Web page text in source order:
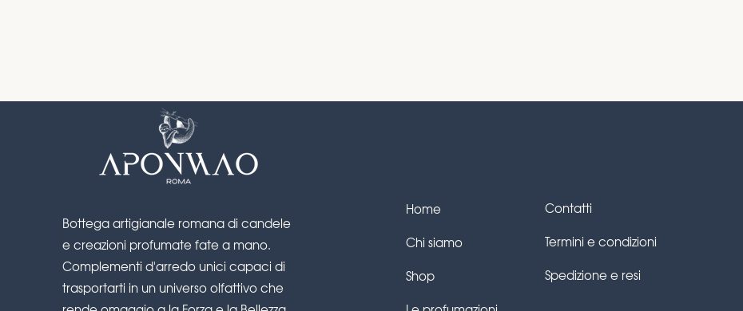
Bottega artigianale romana di candele
e creazioni profumate fate a mano.
Complementi d'arredo unici capaci di
trasportarti in un universo olfattivo che
Home
Chi siamo
Shop
Contatti
Termini e condizioni
Spedizione e resi